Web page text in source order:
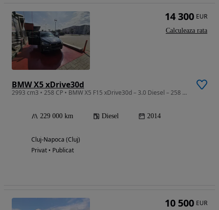
BMW X5 xDrive30d
2993 cm3 • 258 CP • BMW X5 F15 xDrive30d – 3.0 Diesel – 258 CP – 2014 BMW X5 F15 xDrive30
229 000 km Diesel 2014
Cluj-Napoca (Cluj)
Privat • Publicat
14 300 EUR
Calculeaza rata
10 500 EUR